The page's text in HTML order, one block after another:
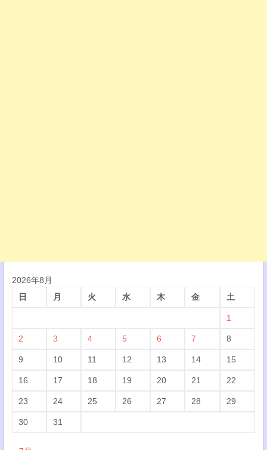
2026年8月
日
月 火 水 木 金 土
1
2 3 4 5 6 7 8
9 10 11 12 13 14 15
16 17 18 19 20 21 22
23 24 25 26 27 28 29
30 31